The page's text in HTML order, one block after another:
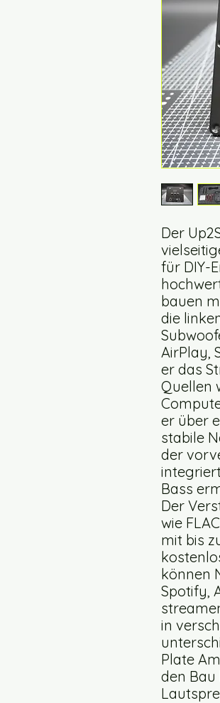
Der
für DIY-
bauen
die
AirPlay,
er das
Quellen
er über
stabile
der
Bass
Der
wie
mit bis
können
Spotify,
in
Plate
den